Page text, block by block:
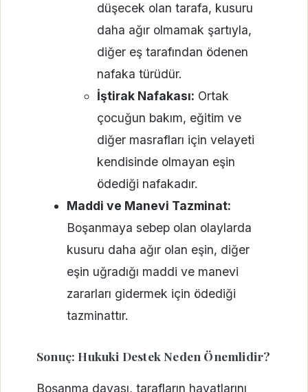
düşecek olan tarafa, kusuru
daha ağır olmamak şartıyla,
diğer eş tarafından ödenen
nafaka türüdür.
İştirak Nafakası: Ortak
çocuğun bakım, eğitim ve
diğer masrafları için velayeti
kendisinde olmayan eşin
ödediği nafakadır.
Maddi ve Manevi Tazminat:
Boşanmaya sebep olan olaylarda
kusuru daha ağır olan eşin, diğer
eşin uğradığı maddi ve manevi
zararları gidermek için ödediği
tazminattır.
Sonuç: Hukuki Destek Neden Önemlidir?
Boşanma davası, tarafların hayatlarını